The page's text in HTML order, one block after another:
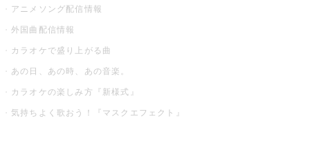
アニメソング配信情報
外国曲配信情報
カラオケで盛り上がる曲
あの日、あの時、あの音楽。
カラオケの楽しみ方『新様式』
気持ちよく歌おう！『マスクエフェクト』